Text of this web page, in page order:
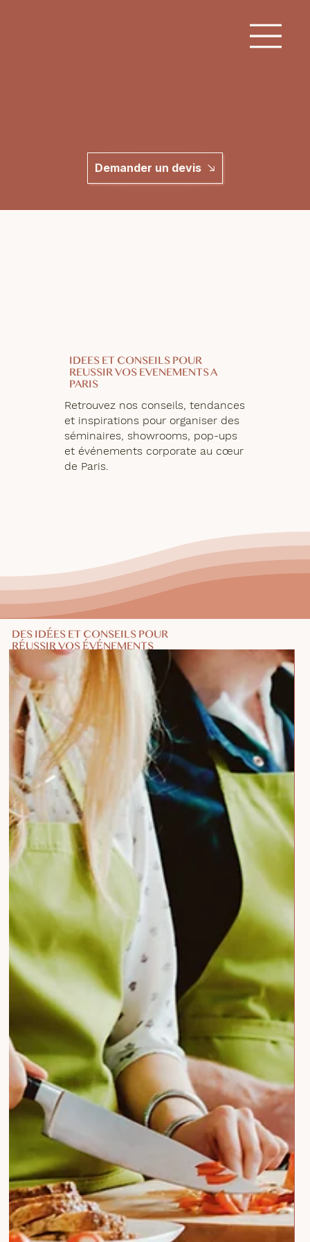
Demander un devis
IDEES ET CONSEILS POUR
REUSSIR VOS EVENEMENTS A
PARIS
Retrouvez nos conseils, tendances
et inspirations pour organiser des
séminaires, showrooms, pop-ups
et événements corporate au cœur
de Paris.
DES IDÉES ET CONSEILS POUR
RÉUSSIR VOS ÉVÉNEMENTS